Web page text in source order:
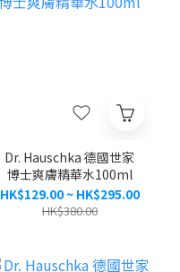
Dr. Hauschka 德國世家
博士爽膚精華水100ml
HK$129.00 ~ HK$295.00
HK$380.00